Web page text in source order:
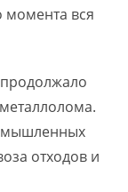
момента вся
отходов и